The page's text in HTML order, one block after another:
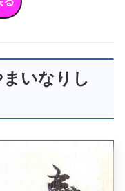
いなりし